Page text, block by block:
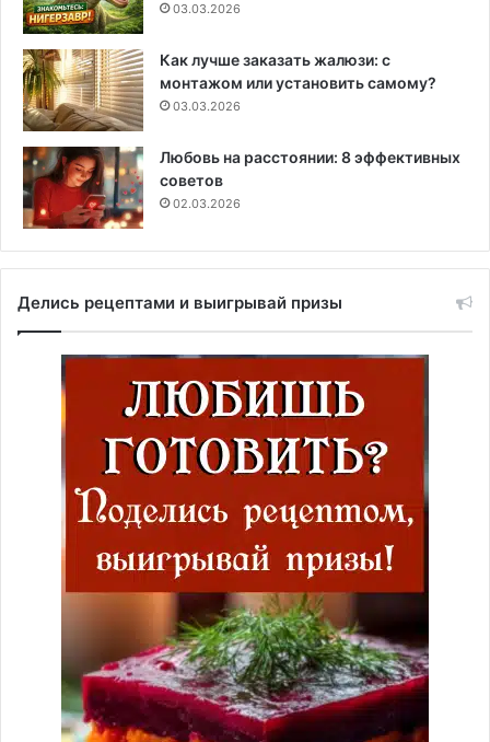
03.03.2026
Как лучше заказать жалюзи: с
монтажом или установить самому?
03.03.2026
Любовь на расстоянии: 8 эффективных
советов
02.03.2026
Делись рецептами и выигрывай призы